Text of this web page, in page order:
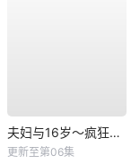
夫妇与16岁～疯狂的邻居～
更新至第06集